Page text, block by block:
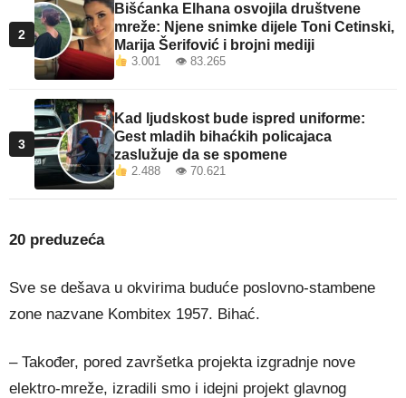
2
Bišćanka Elhana osvojila društvene
mreže: Njene snimke dijele Toni Cetinski,
Marija Šerifović i brojni mediji
3.001 👁 83.265
3
Kad ljudskost bude ispred uniforme:
Gest mladih bihaćkih policajaca
zaslužuje da se spomene
2.488 👁 70.621
20 preduzeća
Sve se dešava u okvirima buduće poslovno-stambene
zone nazvane Kombitex 1957. Bihać.
– Također, pored završetka projekta izgradnje nove
elektro-mreže, izradili smo i idejni projekt glavnog